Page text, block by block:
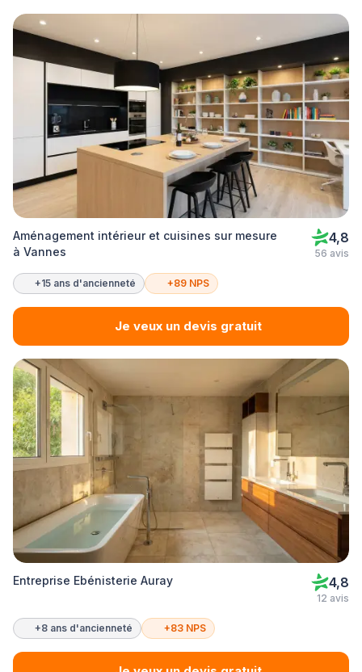
Aménagement intérieur et cuisines sur mesure
à Vannes
4,8
56 avis
+15 ans d'ancienneté +89 NPS
Je veux un devis gratuit
Entreprise Ebénisterie Auray 4,8
12 avis
+8 ans d'ancienneté +83 NPS